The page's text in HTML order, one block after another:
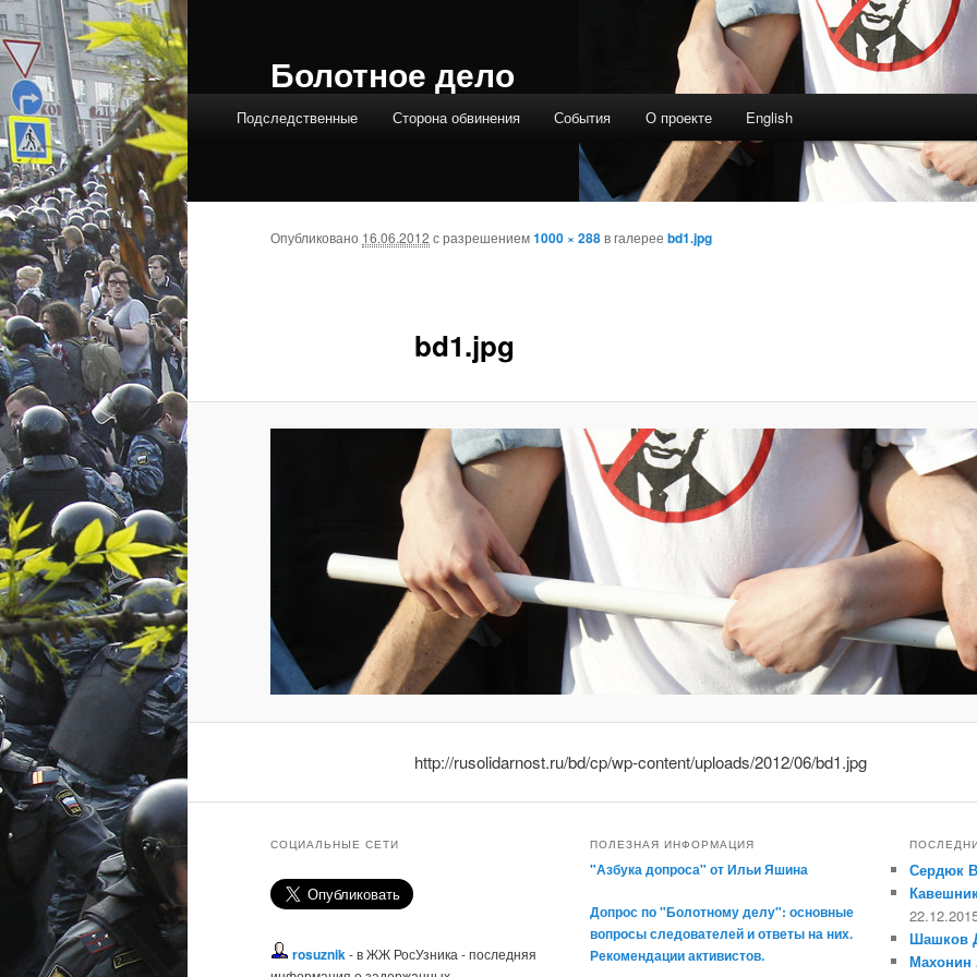
Болотное дело
Подследственные Сторона обвинения События О проекте English
bd1.jpg
Опубликовано 16.06.2012 с разрешением1000 × 288в галерее bd1.jpg
http://rusolidarnost.ru/bd/cp/wp-content/uploads/2012/06/bd1.jpg
СОЦИАЛЬНЫЕ СЕТИ
rosuznik - в ЖЖ РосУзника - последняя
ПОЛЕЗНАЯ ИНФОРМАЦИЯ
"Азбука допроса" от Ильи Яшина
Допрос по "Болотному делу": основные
вопросы следователей и ответы на них.
Рекомендации активистов.
Сердюк
Шашков
Махонин